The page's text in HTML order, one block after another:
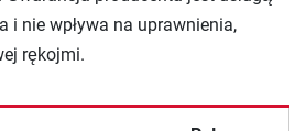
i nie wpływa na uprawnienia,
rękojmi.